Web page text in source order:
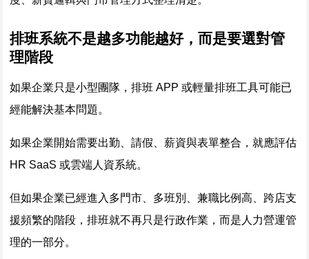
排班系統不是越多功能越好，而是要選對管
理階段
如果企業只是小型團隊，排班 APP 或輕量排班工具可能已
經能解決基本問題。
如果企業開始需要出勤、請假、薪資與表單整合，就應評估
HR SaaS 或雲端人資系統。
但如果企業已經進入多門市、多班別、兼職比例高、跨店支
援頻繁的階段，排班就不再只是行政作業，而是人力營運管
理的一部分。